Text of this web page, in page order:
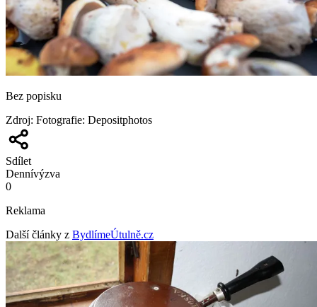
Bez popisku
Zdroj: Fotografie: Depositphotos
Sdílet
Dennívýzva
0
Reklama
Další články z BydlímeÚtulně.cz